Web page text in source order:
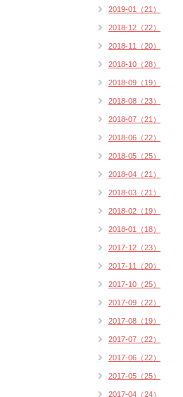
2019-01（21）
2018-12（22）
2018-11（20）
2018-10（28）
2018-09（19）
2018-08（23）
2018-07（21）
2018-06（22）
2018-05（25）
2018-04（21）
2018-03（21）
2018-02（19）
2018-01（18）
2017-12（23）
2017-11（20）
2017-10（25）
2017-09（22）
2017-08（19）
2017-07（22）
2017-06（22）
2017-05（25）
2017-04（24）